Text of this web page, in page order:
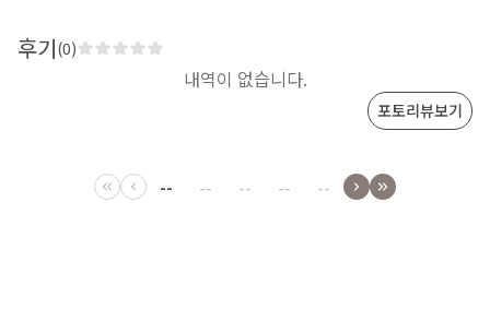
후기(0)
내역이 없습니다.
포토리뷰보기
-- -- -- -- --